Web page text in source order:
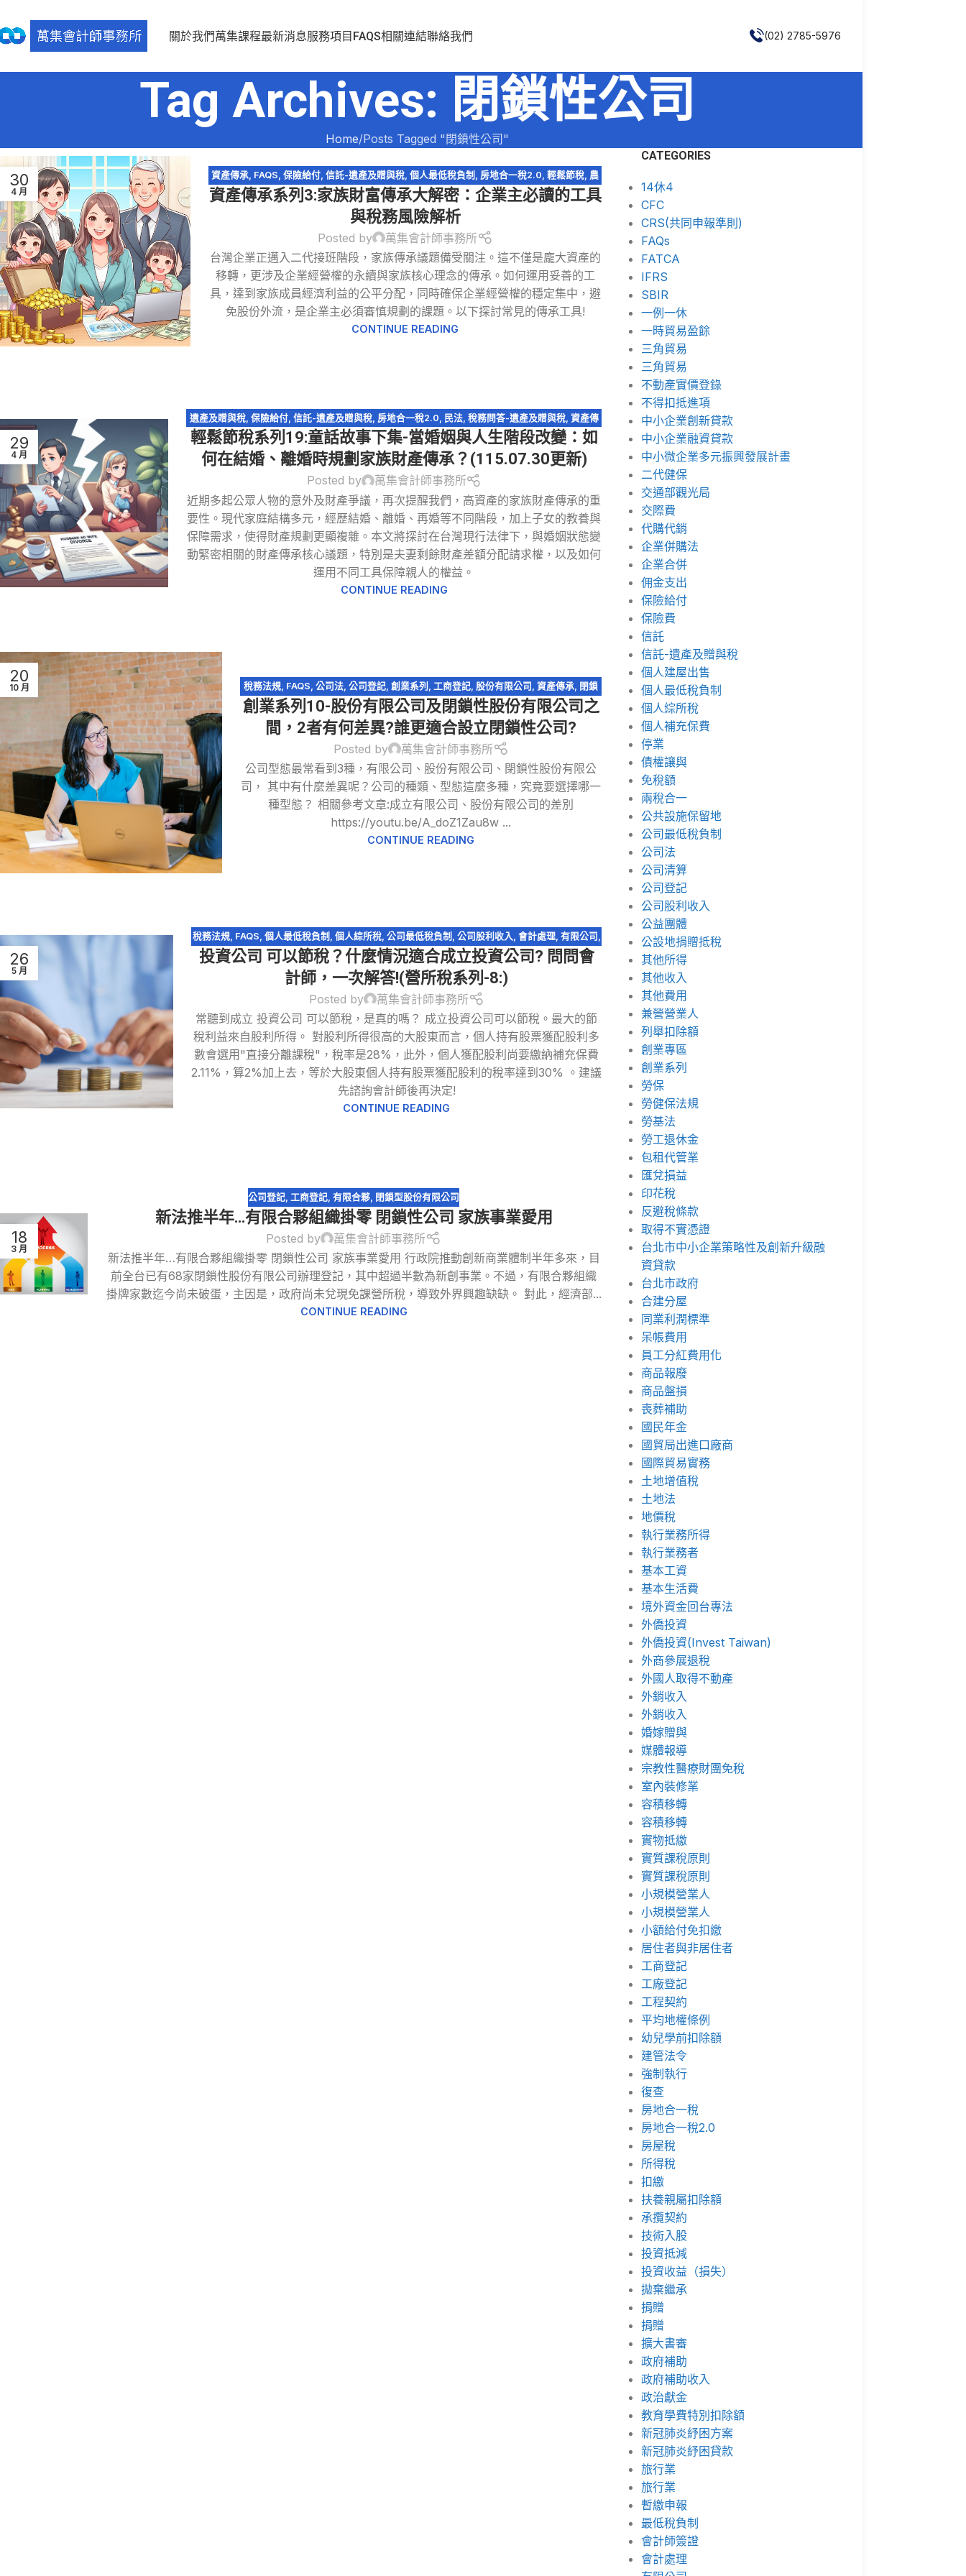
關於我們萬集課程最新消息服務項目 FAQS相關連結聯絡我們 (02) 2785-5976
Tag Archives: 閉鎖性公司
Home Posts Tagged "閉鎖性公司"
30
4 月
資產傳承, FAQS,保險給付,信託-遺產及贈與稅,個人最低稅負制 , 房地合一稅2.0,輕鬆節稅, 農
地,遺產及贈與稅,遺產特留分,閉鎖型股份有限公司
資產傳承系列3:家族財富傳承大解密：企業主必讀的工具
與稅務風險解析
Posted by
萬集會計師事務所
台灣企業正邁入二代接班階段，家族傳承議題備受關注。這不僅是龐大資產的
移轉，更涉及企業經營權的永續與家族核心理念的傳承。如何運用妥善的工
具，達到家族成員經濟利益的公平分配，同時確保企業經營權的穩定集中，避
免股份外流，是企業主必須審慎規劃的課題。以下探討常見的傳承工具!
CONTINUE READING
29
4 月
遺產及贈與稅, 保險給付, 信託-遺產及贈與稅, 房地合一稅2.0 民法, 稅務問答-遺產及贈與稅, 資產傳
承,輕鬆節稅, 農地,遺產特留分,配偶剩餘財產差額分配請求權 ,閉鎖型股份有限公司
輕鬆節稅系列19:童話故事下集-當婚姻與人生階段改變：如
何在結婚、離婚時規劃家族財產傳承？(115.07.30更新)
Posted by
萬集會計師事務所
近期多起公眾人物的意外及財產爭議，再次提醒我們，高資產的家族財產傳承的重
要性。現代家庭結構多元，經歷結婚、離婚、再婚等不同階段，加上子女的教養與
保障需求，使得財產規劃更顯複雜。本文將探討在台灣現行法律下，與婚姻狀態變
動緊密相關的財產傳承核心議題，特別是夫妻剩餘財產差額分配請求權，以及如何
運用不同工具保障親人的權益。
CONTINUE READING
20
10 月 稅務法規, FAQS,公司法,公司登記,創業系列 ,工商登記, 股份有限公司 ,資產傳承, 閉鎖
型股份有限公司
創業系列10-股份有限公司及閉鎖性股份有限公司之
間，2者有何差異?誰更適合設立閉鎖性公司?
Posted by
萬集會計師事務所
公司型態最常看到3種，有限公司、股份有限公司、閉鎖性股份有限公
司， 其中有什麼差異呢？公司的種類、型態這麼多種，究竟要選擇哪一
種型態？ 相關參考文章:成立有限公司、股份有限公司的差別
https://youtu.be/A_doZ1Zau8w ...
CONTINUE READING
26
5 月
稅務法規, FAQS, 個人最低稅負制 , 個人綜所稅, 公司最低稅負制 , 公司股利收入, 會計處理, 有限公司 ,
未分配盈餘稅,營利事業所得稅,稅務問答-營利事業所得稅,股份有限公司,股利收入 ,資產傳承 ,輕鬆
節稅,閉鎖型股份有限公司
投資公司 可以節稅？什麼情況適合成立投資公司? 問問會
計師，一次解答!(營所稅系列-8:)
Posted by
萬集會計師事務所
常聽到成立 投資公司 可以節稅，是真的嗎？ 成立投資公司可以節稅。最大的節
稅利益來自股利所得。 對股利所得很高的大股東而言，個人持有股票獲配股利多
數會選用"直接分離課稅"，稅率是28%，此外，個人獲配股利尚要繳納補充保費
2.11%，算2%加上去，等於大股東個人持有股票獲配股利的稅率達到30% 。建議
先諮詢會計師後再決定!
CONTINUE READING
18
3 月
公司登記,工商登記,有限合夥, 閉鎖型股份有限公司
新法推半年…有限合夥組織掛零 閉鎖性公司 家族事業愛用
Posted by
萬集會計師事務所
新法推半年…有限合夥組織掛零 閉鎖性公司 家族事業愛用 行政院推動創新商業體制半年多來，目
前全台已有68家閉鎖性股份有限公司辦理登記，其中超過半數為新創事業。不過，有限合夥組織
掛牌家數迄今尚未破蛋，主因是，政府尚未兌現免課營所稅，導致外界興趣缺缺。 對此，經濟部...
CONTINUE READING
CATEGORIES
14休4
CFC
CRS(共同申報準則)
FAQs
FATCA
IFRS
SBIR
一例一休
一時貿易盈餘
三角貿易
三角貿易
不動產實價登錄
不得扣抵進項
中小企業創新貸款
中小企業融資貸款
中小微企業多元振興發展計畫
二代健保
交通部觀光局
交際費
代購代銷
企業併購法
企業合併
佣金支出
保險給付
保險費
信託
信託-遺產及贈與稅
個人建屋出售
個人最低稅負制
個人綜所稅
個人補充保費
停業
債權讓與
免稅額
兩稅合一
公共設施保留地
公司最低稅負制
公司法
公司清算
公司登記
公司股利收入
公益團體
公設地捐贈抵稅
其他所得
其他收入
其他費用
兼營營業人
列舉扣除額
創業專區
創業系列
勞保
勞健保法規
勞基法
勞工退休金
包租代管業
匯兌損益
印花稅
反避稅條款
取得不實憑證
台北市中小企業策略性及創新升級融
資貸款
台北市政府
合建分屋
同業利潤標準
呆帳費用
員工分紅費用化
商品報廢
商品盤損
喪葬補助
國民年金
國貿局出進口廠商
國際貿易實務
土地增值稅
土地法
地價稅
執行業務所得
執行業務者
基本工資
基本生活費
境外資金回台專法
外僑投資
外僑投資(Invest Taiwan)
外商參展退稅
外國人取得不動產
外銷收入
外銷收入
婚嫁贈與
媒體報導
宗教性醫療財團免稅
室內裝修業
容積移轉
容積移轉
實物抵繳
實質課稅原則
實質課稅原則
小規模營業人
小規模營業人
小額給付免扣繳
居住者與非居住者
工商登記
工廠登記
工程契約
平均地權條例
幼兒學前扣除額
建管法令
強制執行
復查
房地合一稅
房地合一稅2.0
房屋稅
所得稅
扣繳
扶養親屬扣除額
承攬契約
技術入股
投資抵減
投資收益（損失）
拋棄繼承
捐贈
捐贈
擴大書審
政府補助
政府補助收入
政治獻金
教育學費特別扣除額
新冠肺炎紓困方案
新冠肺炎紓困貸款
旅行業
旅行業
暫繳申報
最低稅負制
會計師簽證
會計處理